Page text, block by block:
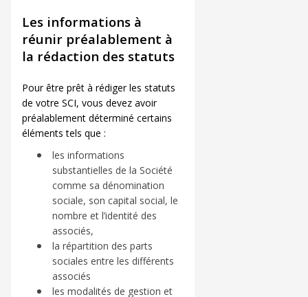
Les informations à
réunir préalablement à
la rédaction des statuts
Pour être prêt à rédiger les statuts
de votre SCI, vous devez avoir
préalablement déterminé certains
éléments tels que :
les informations
substantielles de la Société
comme sa dénomination
sociale, son capital social, le
nombre et l’identité des
associés,
la répartition des parts
sociales entre les différents
associés
les modalités de gestion et